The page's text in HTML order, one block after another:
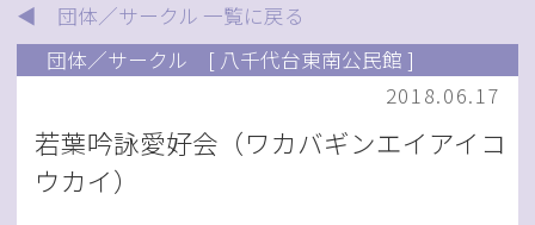
◀ 団体／サークル 一覧に戻る
団体／サークル
[ 八千代台東南公民館 ]
2018.06.17
若葉吟詠愛好会（ワカバギンエイアイコ
ウカイ）